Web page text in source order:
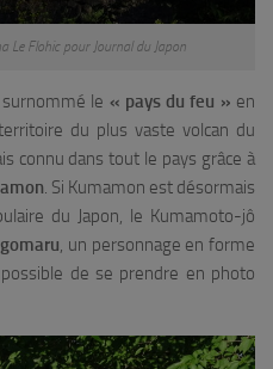
Le Flohic pour Journal du Japon
, surnommé le « pays du feu » en
du plus vaste volcan du
connu dans tout le pays grâce à
. Si Kumamon est désormais
du Japon, le Kumamoto-jô
, un personnage en forme
de se prendre en photo